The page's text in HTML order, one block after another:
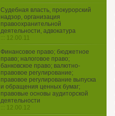
Судебная власть, прокурорский
надзор, организация
правоохранительной
деятельности, адвокатура
::: 12.00.11
Финансовое право; бюджетное
право; налоговое право;
банковское право; валютно-
правовое регулирование;
правовое регулирование выпуска
и обращения ценных бумаг;
правовые основы аудиторской
деятельности
::: 12.00.12